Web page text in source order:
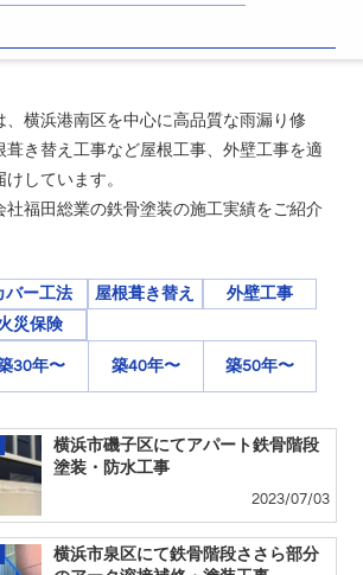
、横浜港南区を中心に高品質な雨漏り修
葺き替え工事など屋根工事、外壁工事を適
しています。
社福田総業の鉄骨塗装の施工実績をご紹介
バー工法 屋根葺き替え
外壁工事
災保険
30年〜 築40年〜 築50年〜
横浜市磯子区にてアパート鉄骨階段
塗装・防水工事
2023/07/03
横浜市泉区にて鉄骨階段ささら部分